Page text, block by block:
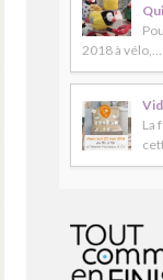
2018 à vélo,…
La